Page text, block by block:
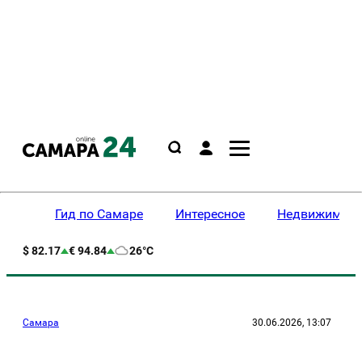
Гид по Самаре Интересное
$ 82.17 € 94.84 26°C
Самара 30.06.2026, 13:07